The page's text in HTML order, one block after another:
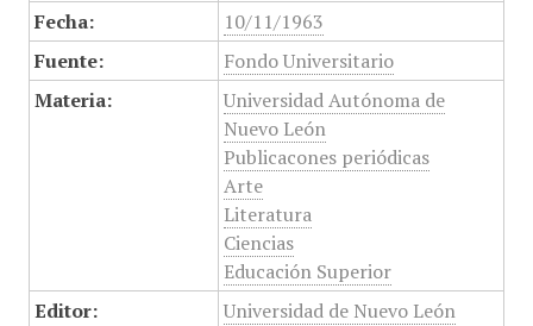
Fecha:
10/11/1963
Fuente:
Fondo Universitario
Materia:
Universidad Autónoma de
Nuevo León
Publicacones periódicas
Arte
Literatura
Ciencias
Educación Superior
Editor:
Universidad de Nuevo León